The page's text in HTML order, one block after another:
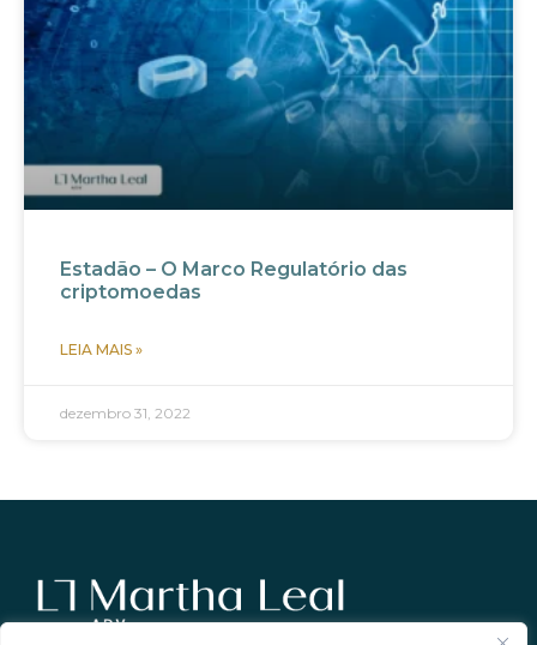
Estadão – O Marco Regulatório das
criptomoedas
LEIA MAIS »
dezembro 31, 2022